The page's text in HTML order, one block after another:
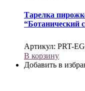
Тарелка
“Ботанический
Артикул: PRT-
В корзину
Добавить в